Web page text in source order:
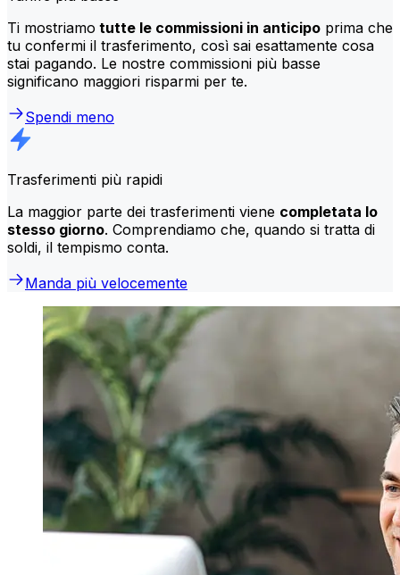
Ti mostriamo tutte le commissioni in anticipo prima che
tu confermi il trasferimento, così sai esattamente cosa
stai pagando. Le nostre commissioni più basse
significano maggiori risparmi per te.
Spendi meno
Trasferimenti più rapidi
La maggior parte dei trasferimenti viene completata lo
stesso giorno. Comprendiamo che, quando si tratta di
soldi, il tempismo conta.
Manda più velocemente